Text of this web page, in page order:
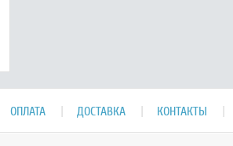
ОПЛАТА ДОСТАВКА КОНТАКТЫ